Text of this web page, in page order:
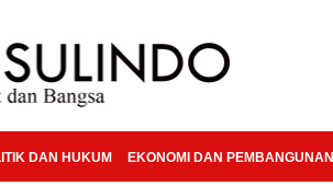
DAN HUKUM EKONOMI DAN PEMBANGUNAN